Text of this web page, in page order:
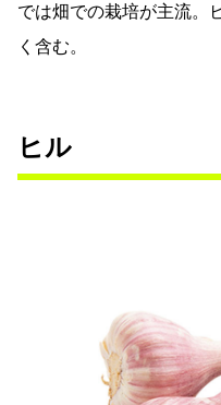
では畑での栽培が主流。
く含む。
ヒル